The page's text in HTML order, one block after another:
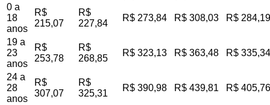
0 a
18
anos
R$
215,07
R$
227,84
R$ 273,84 R$ 308,03 R$ 284,19
19 a
23
anos
R$
253,78
R$
268,85
R$ 323,13 R$ 363,48 R$ 335,34
24 a
28
anos
R$
307,07
R$
325,31
R$ 390,98 R$ 439,81 R$ 405,76